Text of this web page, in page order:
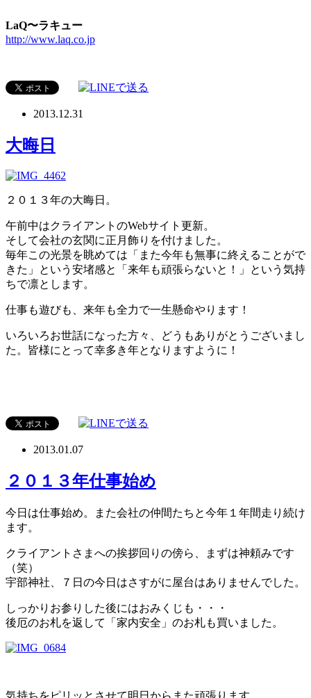
LaQ〜ラキュー
http://www.laq.co.jp
2013.12.31
大晦日
２０１３年の大晦日。
午前中はクライアントのWebサイト更新。
そして会社の玄関に正月飾りを付けました。
毎年この光景を眺めては「また今年も無事に終えることがで
きた」という安堵感と「来年も頑張らないと！」という気持
ちで凛とします。
仕事も遊びも、来年も全力で一生懸命やります！
いろいろお世話になった方々、どうもありがとうございまし
た。皆様にとって幸多き年となりますように！
2013.01.07
２０１３年仕事始め
今日は仕事始め。また会社の仲間たちと今年１年間走り続け
ます。
クライアントさまへの挨拶回りの傍ら、まずは神頼みです
（笑）
宇部神社、７日の今日はさすがに屋台はありませんでした。
しっかりお参りした後にはおみくじも・・・
後厄のお札を返して「家内安全」のお札も買いました。